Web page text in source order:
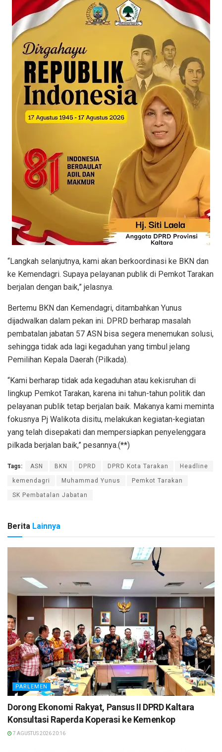
“Langkah selanjutnya, kami akan berkoordinasi ke BKN dan
ke Kemendagri. Supaya pelayanan publik di Pemkot Tarakan
berjalan dengan baik,” jelasnya.
Bertemu BKN dan Kemendagri, ditambahkan Yunus
dijadwalkan dalam pekan ini. DPRD berharap masalah
pembatalan jabatan 57 ASN bisa segera menemukan solusi,
sehingga tidak ada lagi kegaduhan yang timbul jelang
Pemilihan Kepala Daerah (Pilkada).
“Kami berharap tidak ada kegaduhan atau kekisruhan di
lingkup Pemkot Tarakan, karena ini tahun-tahun politik dan
pelayanan publik tetap berjalan baik. Makanya kami meminta
fokusnya Pj Walikota disitu, melakukan kegiatan-kegiatan
yang telah disepakati dan mempersiapkan penyelenggara
pilkada berjalan baik,” pesannya.(**)
Tags: ASN BKN DPRD DPRD Kota Tarakan Headline
kemendagri Muhammad Yunus Pemkot Tarakan
SK Pembatalan Jabatan
Berita Lainnya
PARLEMEN
Dorong Ekonomi Rakyat, Pansus II DPRD Kaltara
Konsultasi Raperda Koperasi ke Kemenkop
7 AGUSTUS 2026 20:16